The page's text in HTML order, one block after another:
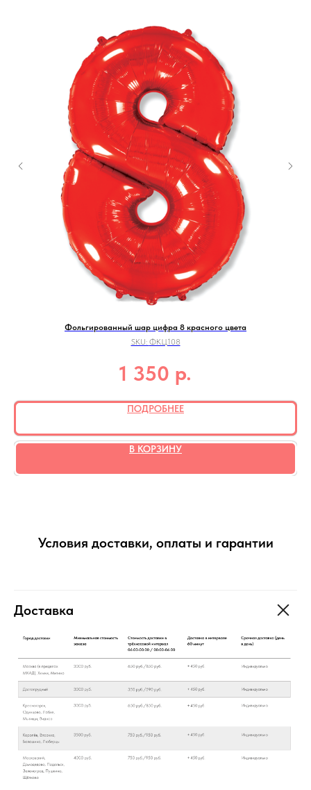
Фольгированный шар цифра 8 красного цвета
SKU: ФКЦ108
1 350 р.
ПОДРОБНЕЕ
В КОРЗИНУ
Условия доставки, оплаты и гарантии
Доставка